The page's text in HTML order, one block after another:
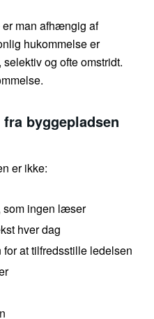
man afhængig af
hukommelse er
og ofte omstridt.
byggepladsen
er ikke:
som ingen læser
hver dag
at tilfredsstille ledelsen